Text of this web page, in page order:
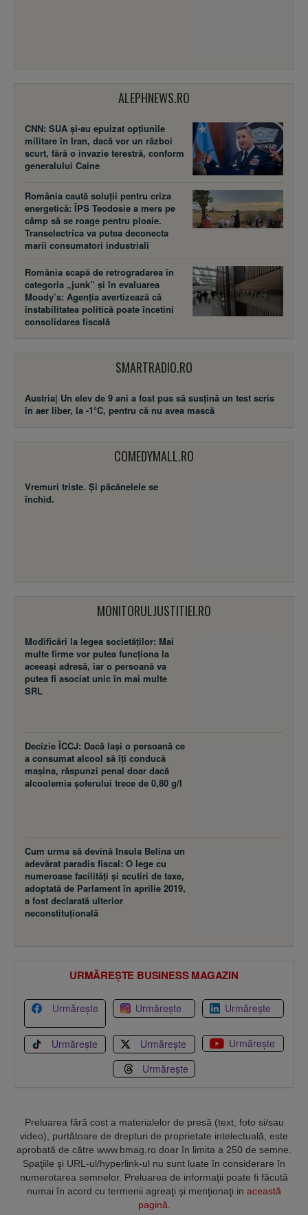
ALEPHNEWS.RO
CNN: SUA şi-au epuizat opțiunile
militare în Iran, dacă vor un război
scurt, fără o invazie terestră, conform
generalului Caine
România caută soluții pentru criza
energetică: ÎPS Teodosie a mers pe
câmp să se roage pentru ploaie.
Transelectrica va putea deconecta
marii consumatori industriali
România scapă de retrogradarea în
categoria „junk” și în evaluarea
Moody’s: Agenția avertizează că
instabilitatea politică poate încetini
consolidarea fiscală
SMARTRADIO.RO
Austria| Un elev de 9 ani a fost pus să susţină un test scris
în aer liber, la -1°C, pentru că nu avea mască
COMEDYMALL.RO
Vremuri triste. Şi păcănelele se
închid.
MONITORULJUSTITIEI.RO
Modificări la legea societăţilor: Mai
multe firme vor putea funcţiona la
aceeaşi adresă, iar o persoană va
putea fi asociat unic în mai multe
SRL
Decizie ÎCCJ: Dacă laşi o persoană ce
a consumat alcool să îţi conducă
maşina, răspunzi penal doar dacă
alcoolemia şoferului trece de 0,80 g/l
Cum urma să devină Insula Belina un
adevărat paradis fiscal: O lege cu
numeroase facilităţi şi scutiri de taxe,
adoptată de Parlament în aprilie 2019,
a fost declarată ulterior
neconstituţională
URMĂREȘTE BUSINESS MAGAZIN
Urmărește Urmărește Urmărește
Urmărește Urmărește
Urmărește
Urmărește
Preluarea fără cost a materialelor de presă (text, foto si/sau
video), purtătoare de drepturi de proprietate intelectuală, este
aprobată de către www.bmag.ro doar în limita a 250 de semne.
Spaţiile şi URL-ul/hyperlink-ul nu sunt luate în considerare în
numerotarea semnelor. Preluarea de informaţii poate fi făcută
numai în acord cu termenii agreaţi şi menţionaţi in această
pagină